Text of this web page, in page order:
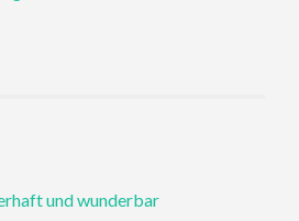
und wunderbar